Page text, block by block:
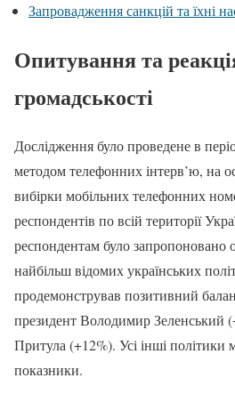
Запровадження санкцій та їхні
Опитування та
громадськості
Дослідження було проведене в
методом телефонних інтерв’ю, на
вибірки мобільних телефонних
респондентів по всій території
респондентам було запропоновано
найбільш відомих українських
продемонстрував позитивний
президент Володимир Зеленський
Притула (+12%). Усі інші політики
показники.